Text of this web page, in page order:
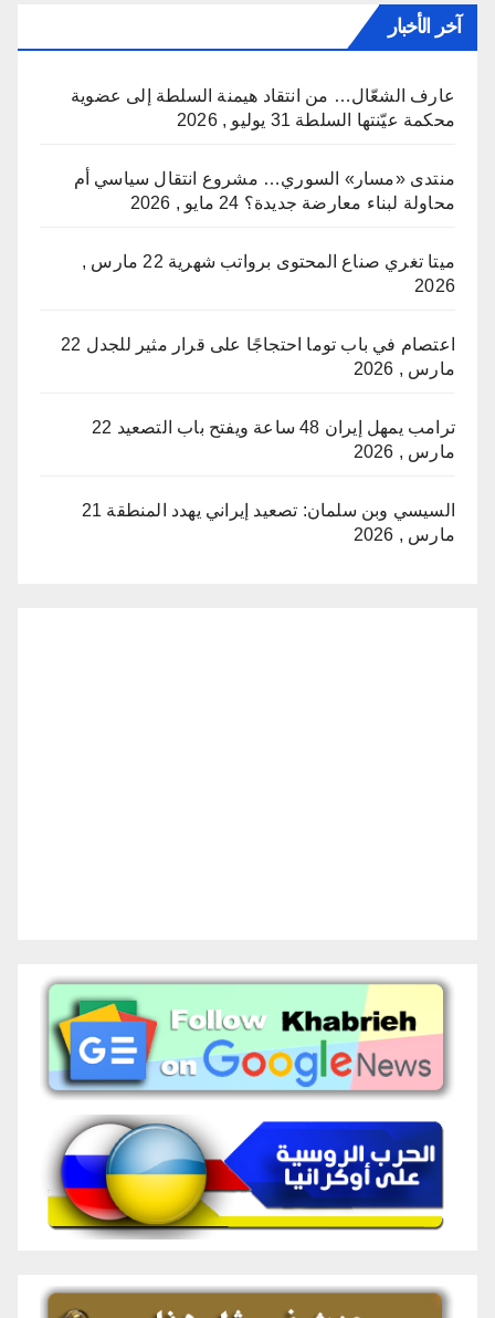
آخر الأخبار
عارف الشعّال… من انتقاد هيمنة السلطة إلى عضوية
محكمة عيّنتها السلطة 31 يوليو , 2026
منتدى «مسار» السوري… مشروع انتقال سياسي أم
محاولة لبناء معارضة جديدة؟ 24 مايو , 2026
ميتا تغري صناع المحتوى برواتب شهرية
22 مارس ,
2026
اعتصام في باب توما احتجاجًا على قرار مثير للجدل 22
مارس , 2026
ترامب يمهل إيران 48 ساعة ويفتح باب التصعيد
22
مارس , 2026
السيسي وبن سلمان: تصعيد إيراني يهدد المنطقة 21
مارس , 2026